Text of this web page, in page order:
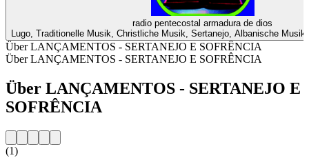
radio pentecostal armadura de dios
Lugo, Traditionelle Musik, Christliche Musik, Sertanejo, Albanische
Über LANÇAMENTOS - SERTANEJO E SOFRÊNCIA
Über LANÇAMENTOS - SERTANEJO E SOFRÊNCIA
Über LANÇAMENTOS - SERTANEJO E
SOFRÊNCIA
(1)